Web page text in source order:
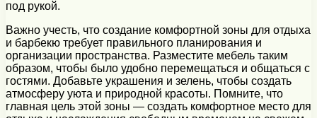
под рукой.
Важно учесть, что создание комфортной зоны для отдыха
и барбекю требует правильного планирования и
организации пространства. Разместите мебель таким
образом, чтобы было удобно перемещаться и общаться с
гостями. Добавьте украшения и зелень, чтобы создать
атмосферу уюта и природной красоты. Помните, что
главная цель этой зоны — создать комфортное место для